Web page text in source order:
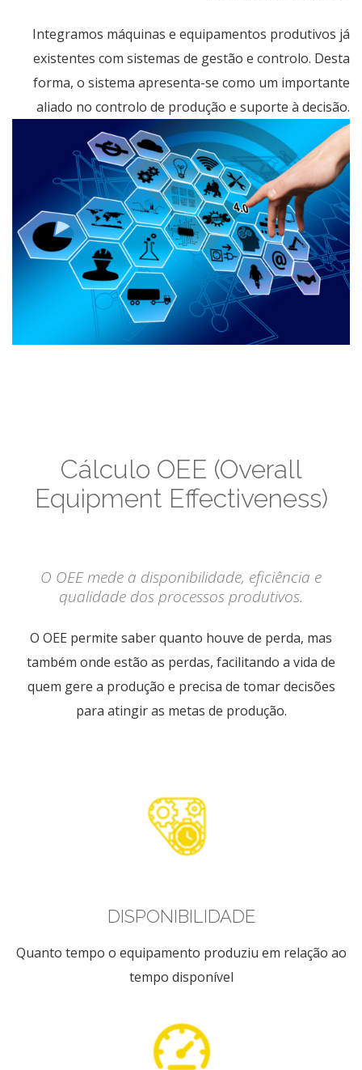
Integramos máquinas e equipamentos produtivos já
existentes com sistemas de gestão e controlo. Desta
forma, o sistema apresenta-se como um importante
aliado no controlo de produção e suporte à decisão.
Cálculo OEE (Overall
Equipment Effectiveness)
O OEE mede a disponibilidade, eficiência e
qualidade dos processos produtivos.
O OEE permite saber quanto houve de perda, mas
também onde estão as perdas, facilitando a vida de
quem gere a produção e precisa de tomar decisões
para atingir as metas de produção.
DISPONIBILIDADE
Quanto tempo o equipamento produziu em relação ao
tempo disponível